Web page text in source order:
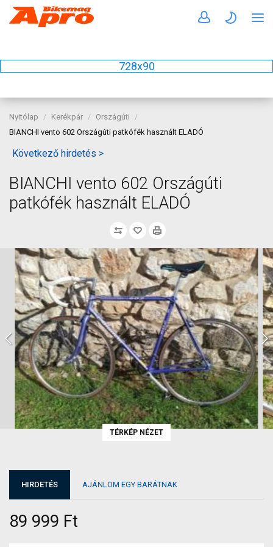
728x90
Nyitólap Kerékpár
Országúti
BIANCHI vento 602 Országúti patkófék használt ELADÓ
Következő hirdetés >
BIANCHI vento 602 Országúti
patkófék használt ELADÓ
TÉRKÉP NÉZET
HIRDETÉS AJÁNLOM EGY BARÁTNAK
89 999 Ft